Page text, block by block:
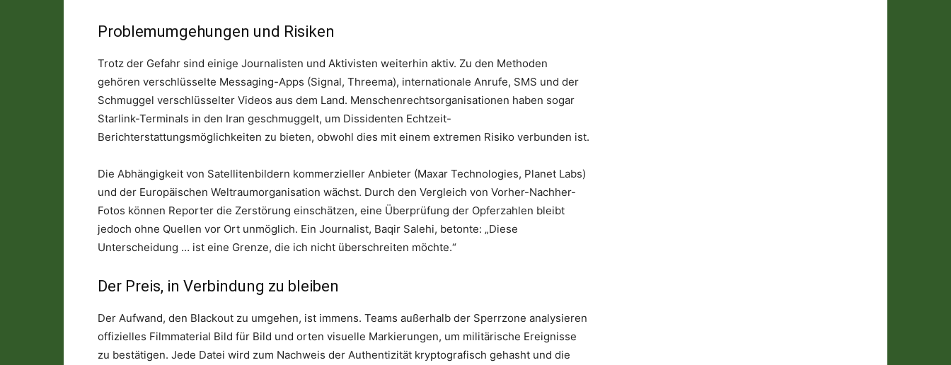
Problemumgehungen und Risiken
Trotz der Gefahr sind einige Journalisten und Aktivisten weiterhin aktiv. Zu den Methoden
gehören verschlüsselte Messaging-Apps (Signal, Threema), internationale Anrufe, SMS und der
Schmuggel verschlüsselter Videos aus dem Land. Menschenrechtsorganisationen haben sogar
Starlink-Terminals in den Iran geschmuggelt, um Dissidenten Echtzeit-
Berichterstattungsmöglichkeiten zu bieten, obwohl dies mit einem extremen Risiko verbunden ist.
Die Abhängigkeit von Satellitenbildern kommerzieller Anbieter (Maxar Technologies, Planet Labs)
und der Europäischen Weltraumorganisation wächst. Durch den Vergleich von Vorher-Nachher-
Fotos können Reporter die Zerstörung einschätzen, eine Überprüfung der Opferzahlen bleibt
jedoch ohne Quellen vor Ort unmöglich. Ein Journalist, Baqir Salehi, betonte: „Diese
Unterscheidung … ist eine Grenze, die ich nicht überschreiten möchte.“
Der Preis, in Verbindung zu bleiben
Der Aufwand, den Blackout zu umgehen, ist immens. Teams außerhalb der Sperrzone analysieren
offizielles Filmmaterial Bild für Bild und orten visuelle Markierungen, um militärische Ereignisse
zu bestätigen. Jede Datei wird zum Nachweis der Authentizität kryptografisch gehasht und die